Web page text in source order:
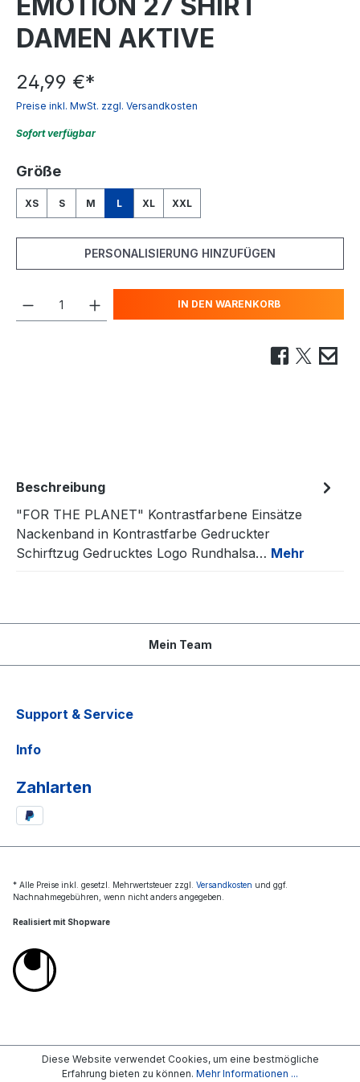
DAMEN AKTIVE
24,99 €*
Preise inkl. MwSt. zzgl. Versandkosten
Sofort verfügbar
Größeauswählen
XS S M L XL XXL
PERSONALISIERUNG HINZUFÜGEN
IN DEN WARENKORB
Beschreibung
"FOR THE PLANET" Kontrastfarbene Einsätze
Nackenband in Kontrastfarbe Gedruckter
Schirftzug Gedrucktes Logo Rundhalsa… Mehr
Mein Team
Support & Service
Info
Zahlarten
* Alle Preise inkl. gesetzl. Mehrwertsteuer zzgl. Versandkosten und ggf.
Nachnahmegebühren, wenn nicht anders angegeben.
Realisiert mit Shopware
Diese Website verwendet Cookies, um eine bestmögliche
Erfahrung bieten zu können. Mehr Informationen ...